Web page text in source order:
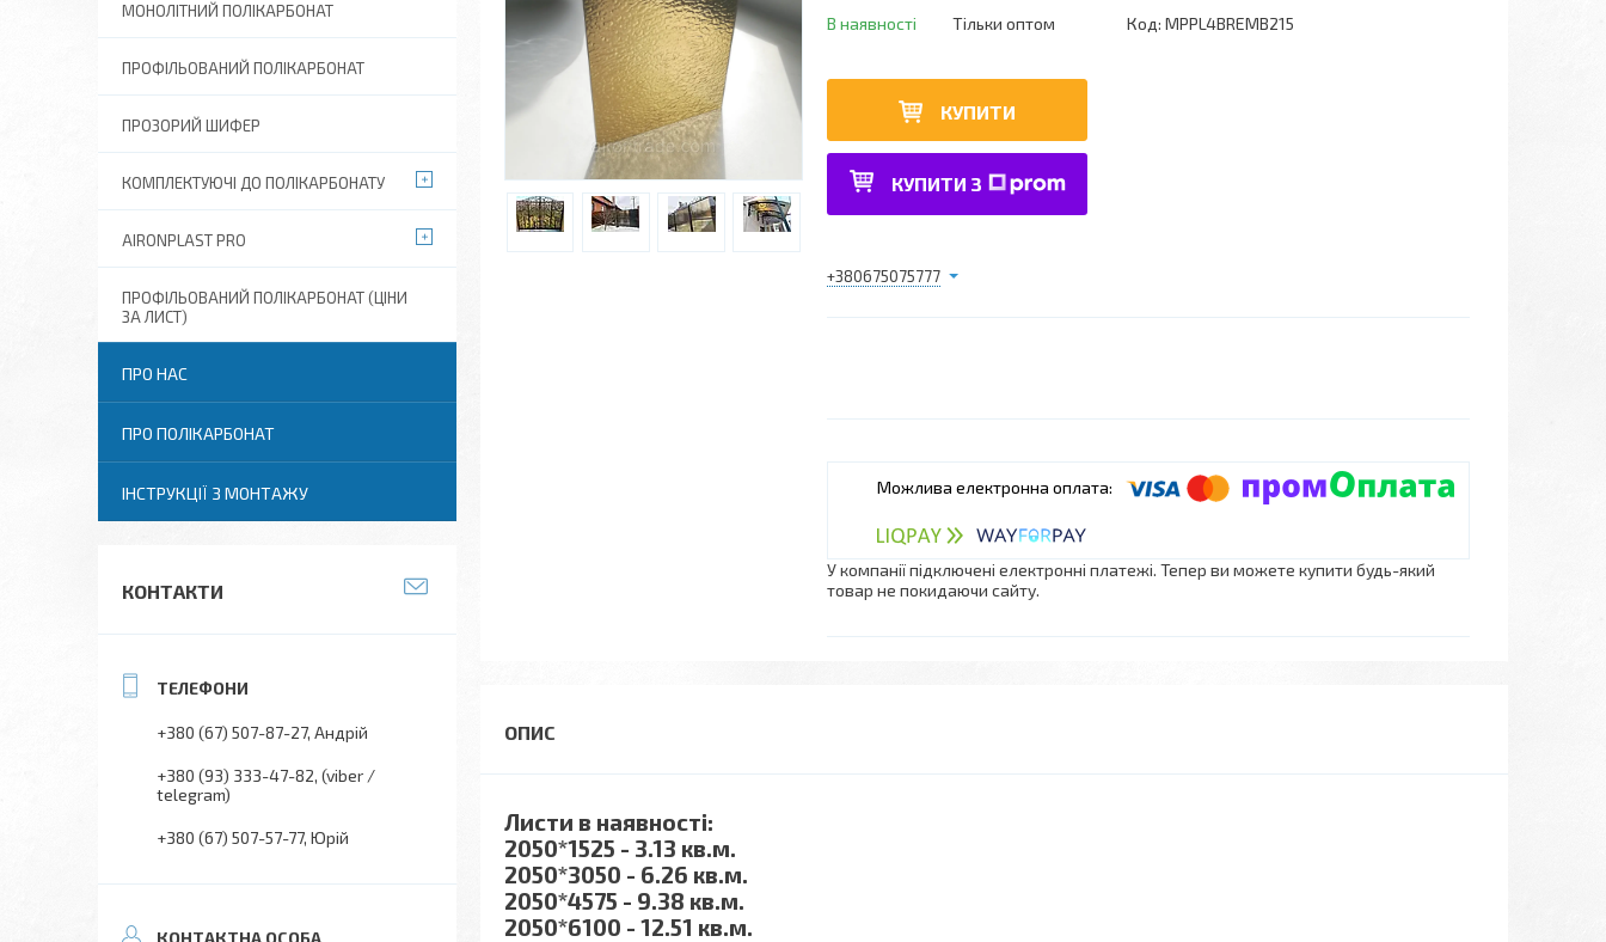
В наявності Тільки оптом Код: MPPL4BREMB215
КУПИТИ
КУПИТИ З
+380675075777
У компанії підключені електронні платежі. Тепер ви можете купити будь-який
товар не покидаючи сайту.
Листи в наявності:
2050*1525 - 3.13 кв.м.
2050*3050 - 6.26 кв.м.
2050*4575 - 9.38 кв.м.
2050*6100 - 12.51 кв.м.
МОНОЛІТНИЙ ПОЛІКАРБОНАТ
ПРОФІЛЬОВАНИЙ ПОЛІКАРБОНАТ
ПРОЗОРИЙ ШИФЕР
КОМПЛЕКТУЮЧІ ДО ПОЛІКАРБОНАТУ
AIRONPLAST PRO
ПРОФІЛЬОВАНИЙ ПОЛІКАРБОНАТ (ЦІНИ
ЗА ЛИСТ)
ПРО НАС
ПРО ПОЛІКАРБОНАТ
ІНСТРУКЦІЇ З МОНТАЖУ
КОНТАКТИ
+380 (67) 507-87-27 Андрій
+380 (93) 333-47-82 (viber /
telegram)
+380 (67) 507-57-77 Юрій